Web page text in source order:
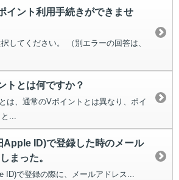
イント利用手続きができませ
してください。 （別エラーの回答は、
トとは何ですか？
は、通常のVポイントとは異なり、ポイ
...
ID)で登録した時のメール
まった。
ID)で登録の際に、メールアドレス...